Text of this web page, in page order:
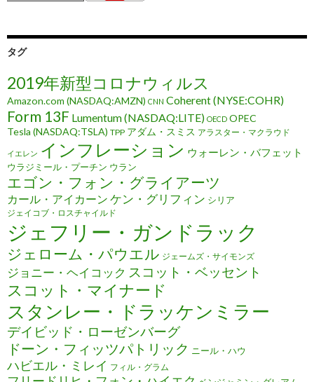
タグ
2019年新型コロナウィルス
Amazon.com (NASDAQ:AMZN) CNN Coherent (NYSE:COHR)
Form 13F Lumentum (NASDAQ:LITE) OECD OPEC
Tesla (NASDAQ:TSLA) TPP アダム・スミス アラスター・マクラウド
イエレン インフレーション ウォーレン・バフェット
ウラジミール・プーチン ウラン
エゴン・フォン・グライアーツ
カール・アイカーン ケン・グリフィン シリア
ジェイコブ・ロスチャイルド
ジェフリー・ガンドラック
ジェローム・パウエル ジェームズ・サイモンズ
ジョニー・ヘイコック スコット・ベッセント
スコット・マイナード
スタンレー・ドラッケンミラー
デイビッド・ローゼンバーグ
ドーン・フィッツパトリック ニール・ハウ
ハビエル・ミレイ フィル・グラム